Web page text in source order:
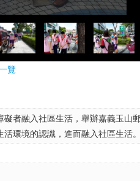
覽
者融入社區生活，舉辦嘉義玉山
環境的認識，進而融入社區生活。